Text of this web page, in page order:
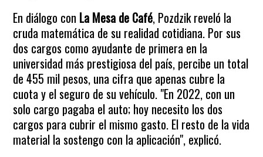
En diálogo con La Mesa de Café, Pozdzik reveló la
cruda matemática de su realidad cotidiana. Por sus
dos cargos como ayudante de primera en la
universidad más prestigiosa del país, percibe un total
de 455 mil pesos, una cifra que apenas cubre la
cuota y el seguro de su vehículo. "En 2022, con un
solo cargo pagaba el auto; hoy necesito los dos
cargos para cubrir el mismo gasto. El resto de la vida
material la sostengo con la aplicación", explicó.